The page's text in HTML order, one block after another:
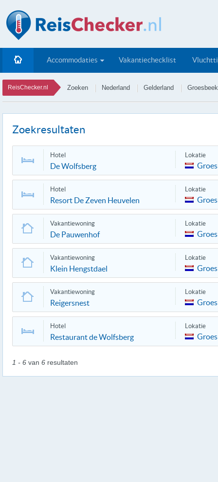
Accommodaties Vakantiechecklist
ReisChecker.nl Zoeken Nederland Gelderland Groesbeek
Zoekresultaten
Hotel
De Wolfsberg
Lokatie
Hotel
Resort De Zeven Heuvelen
Lokatie
Vakantiewoning
De Pauwenhof
Lokatie
Vakantiewoning
Klein Hengstdael
Lokatie
Vakantiewoning
Reigersnest
Lokatie
Hotel
Restaurant de Wolfsberg
Lokatie
1 - 6 van 6 resultaten